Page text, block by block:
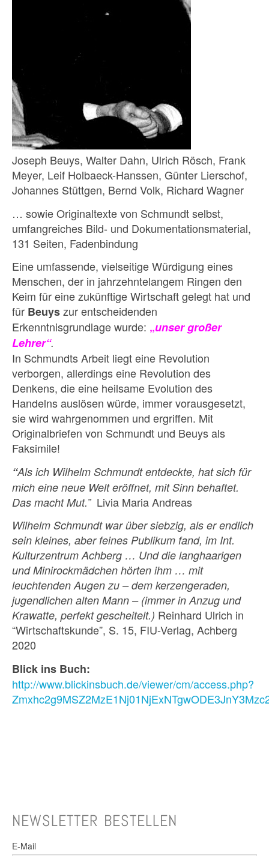
Joseph Beuys, Walter Dahn, Ulrich Rösch, Frank
Meyer, Leif Holbaeck-Hanssen, Günter Lierschof,
Johannes Stüttgen, Bernd Volk, Richard Wagner
… sowie Originaltexte von Schmundt selbst,
umfangreiches Bild- und Dokumentationsmaterial,
131 Seiten, Fadenbindung
Eine umfassende, vielseitige Würdigung eines
Menschen, der in jahrzehntelangem Ringen den
Keim für eine zukünftige Wirtschaft gelegt hat und
für Beuyszur entscheidenden
Erkenntnisgrundlage wurde: „unser großer
Lehrer“.
In Schmundts Arbeit liegt eine Revolution
verborgen, allerdings eine Revolution des
Denkens, die eine heilsame Evolution des
Handelns auslösen würde, immer vorausgesetzt,
sie wird wahrgenommen und ergriffen. Mit
Originalbriefen von Schmundt und Beuys als
Faksimile!
“Als ich Wilhelm Schmundt entdeckte, hat sich für
mich eine neue Welt eröffnet, mit Sinn behaftet.
Das macht Mut.” Livia Maria Andreas
Wilhelm Schmundt war über siebzig, als er endlich
sein kleines, aber feines Publikum fand, im Int.
Kulturzentrum Achberg … Und die langhaarigen
und Minirockmädchen hörten ihm … mit
leuchtenden Augen zu – dem kerzengeraden,
jugendlichen alten Mann – (immer in Anzug und
Krawatte, perfekt gescheitelt.) Reinhard Ulrich in
“Wirtschaftskunde”, S. 15, FIU-Verlag, Achberg
2020
Blick ins Buch:
http://www.blickinsbuch.de/viewer/cm/access.php?
NEWSLETTER BESTELLEN
E-Mail